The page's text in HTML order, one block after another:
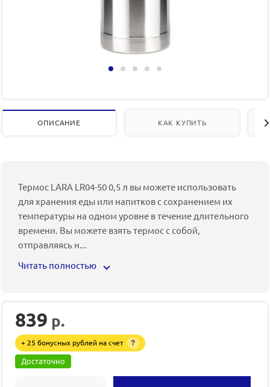
ОПИСАНИЕ КАК КУПИТЬ
Термос LARA LR04-50 0,5 л вы можете использовать
для хранения еды или напитков с сохранением их
температуры на одном уровне в течение длительного
времени. Вы можете взять термос с собой,
отправляясь н...
Читать полностью
839 р.
+ 25 бонусных рублей на счет ?
Достаточно